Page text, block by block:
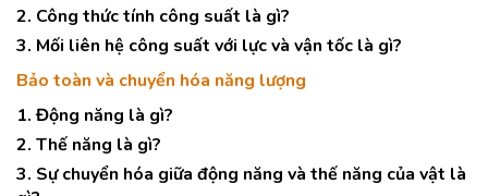
2. Công thức tính công suất là gì?
3. Mối liên hệ công suất với lực và vận tốc là gì?
Bảo toàn và chuyển hóa năng lượng
1. Động năng là gì?
2. Thế năng là gì?
3. Sự chuyển hóa giữa động năng và thế năng của vật là